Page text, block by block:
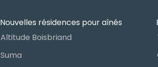
Nouvelles résidences pour aînés
Altitude Boisbriand
Suma